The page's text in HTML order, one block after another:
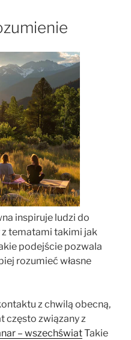
inspiruje ludzi do
z tematami takimi jak
podejście pozwala
rozumieć własne
z chwilą obecną,
często związany z
– wszechświatTakie